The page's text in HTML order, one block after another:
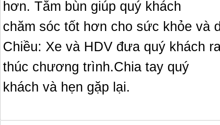
hơn. Tắm bùn giúp quý khách
chăm sóc tốt hơn cho sức khỏe và
Chiều: Xe và HDV đưa quý khách
thúc chương trình.Chia tay quý
khách và hẹn gặp lại.